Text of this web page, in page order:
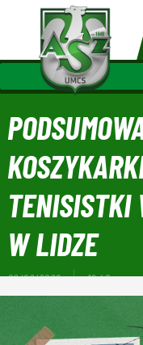
TENISISTKI
W LIDZE
02/02/2026 12:40